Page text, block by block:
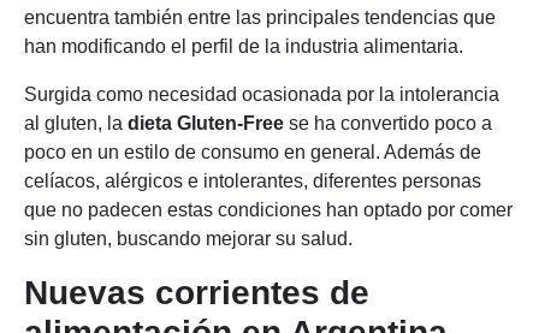
encuentra también entre las principales tendencias que
han modificando el perfil de la industria alimentaria.
Surgida como necesidad ocasionada por la intolerancia
al gluten, la dieta Gluten-Free se ha convertido poco a
poco en un estilo de consumo en general. Además de
celíacos, alérgicos e intolerantes, diferentes personas
que no padecen estas condiciones han optado por comer
sin gluten, buscando mejorar su salud.
Nuevas corrientes de